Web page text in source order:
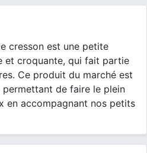
cresson est une petite
et croquante, qui fait partie
Ce produit du marché est
permettant de faire le plein
en accompagnant nos petits